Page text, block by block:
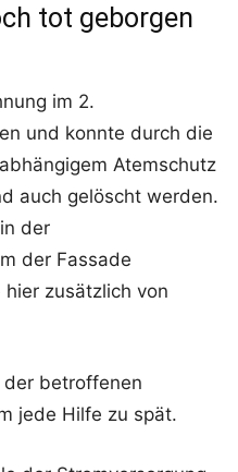
tot geborgen
im 2.
und konnte durch die
Atemschutz
auch gelöscht werden.
der
der Fassade
zusätzlich von
der betroffenen
jede Hilfe zu spät.